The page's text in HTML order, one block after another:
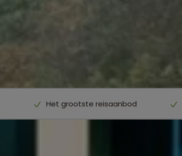
Het grootste reisaanbod